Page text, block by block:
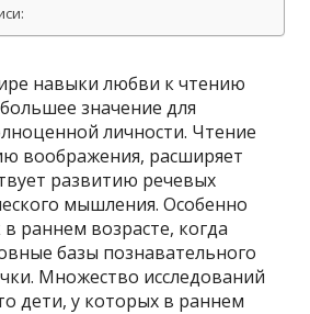
навыки любви к чтению
значение для
личности. Чтение
воображения, расширяет
развитию речевых
мышления. Особенно
раннем возрасте, когда
базы познавательного
Множество исследований
дети, у которых в раннем